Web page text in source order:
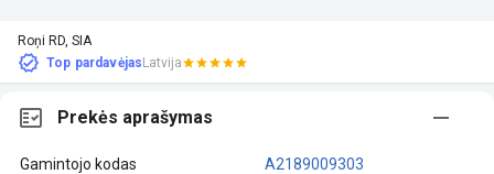
Roņi RD, SIA
Top pardavėjasLatvija
Prekės aprašymas
Gamintojo kodas A2189009303